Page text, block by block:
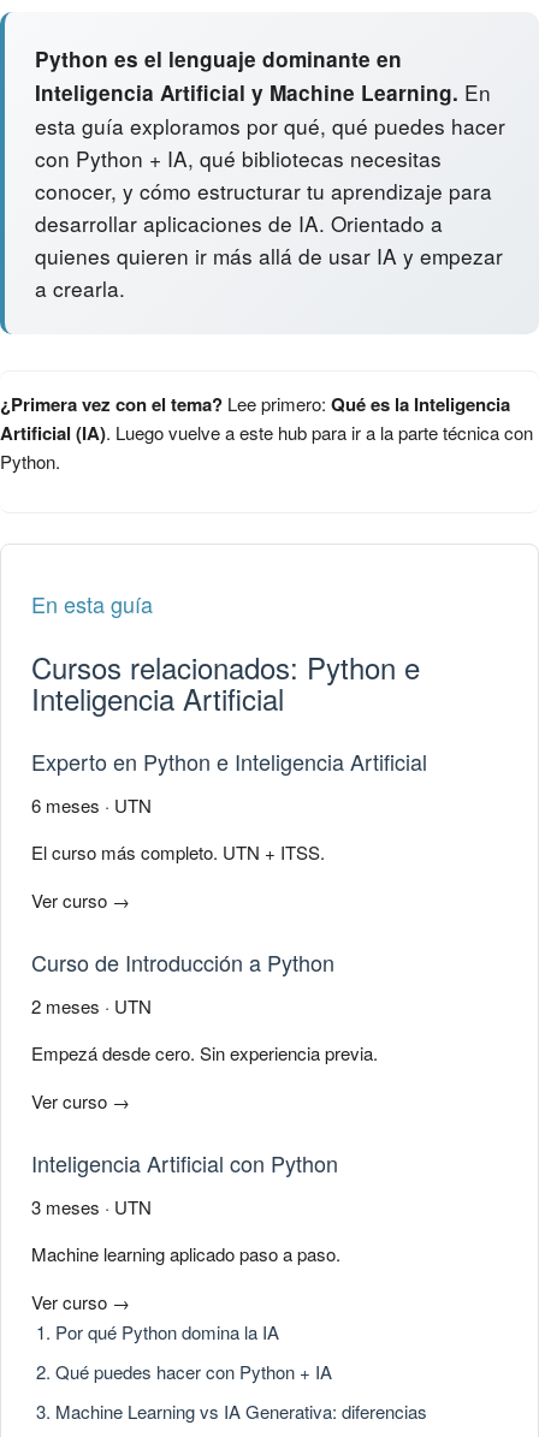
Python es el lenguaje dominante en
Inteligencia Artificial y Machine Learning. En
esta guía exploramos por qué, qué puedes hacer
con Python + IA, qué bibliotecas necesitas
conocer, y cómo estructurar tu aprendizaje para
desarrollar aplicaciones de IA. Orientado a
quienes quieren ir más allá de usar IA y empezar
a crearla.
¿Primera vez con el tema? Lee primero: Qué es la Inteligencia
Artificial (IA). Luego vuelve a este hub para ir a la parte técnica con
Python.
En esta guía
Cursos relacionados: Python e
Inteligencia Artificial
Experto en Python e Inteligencia Artificial
6 meses · UTN
El curso más completo. UTN + ITSS.
Ver curso →
Curso de Introducción a Python
2 meses · UTN
Empezá desde cero. Sin experiencia previa.
Ver curso →
Inteligencia Artificial con Python
3 meses · UTN
Machine learning aplicado paso a paso.
Ver curso →
Por qué Python domina la IA
Qué puedes hacer con Python + IA
Machine Learning vs IA Generativa: diferencias